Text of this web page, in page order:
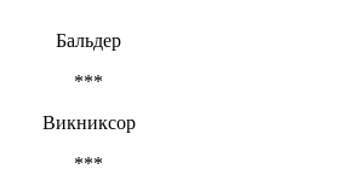
Бальдер
***
Викниксор
***